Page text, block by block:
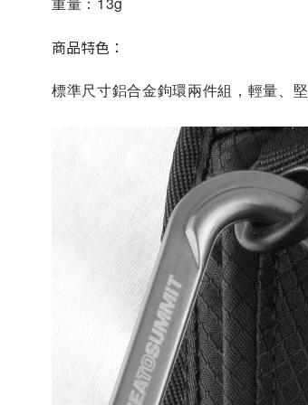
商品特色：
標準尺寸鋁合金鉤環兩件組，輕量、堅